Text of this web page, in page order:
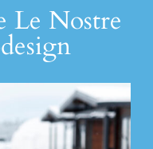
Le Nostre